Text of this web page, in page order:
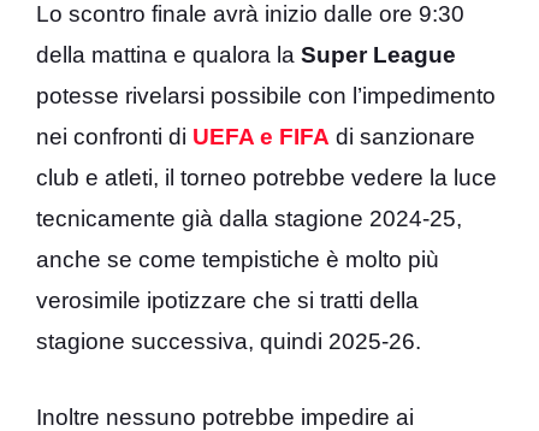
Lo scontro finale avrà inizio dalle ore 9:30
della mattina e qualora la Super League
potesse rivelarsi possibile con l’impedimento
nei confronti di UEFA e FIFA di sanzionare
club e atleti, il torneo potrebbe vedere la luce
tecnicamente già dalla stagione 2024-25,
anche se come tempistiche è molto più
verosimile ipotizzare che si tratti della
stagione successiva, quindi 2025-26.
Inoltre nessuno potrebbe impedire ai